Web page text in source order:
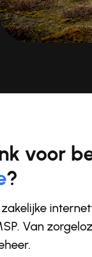
voor
?
Van